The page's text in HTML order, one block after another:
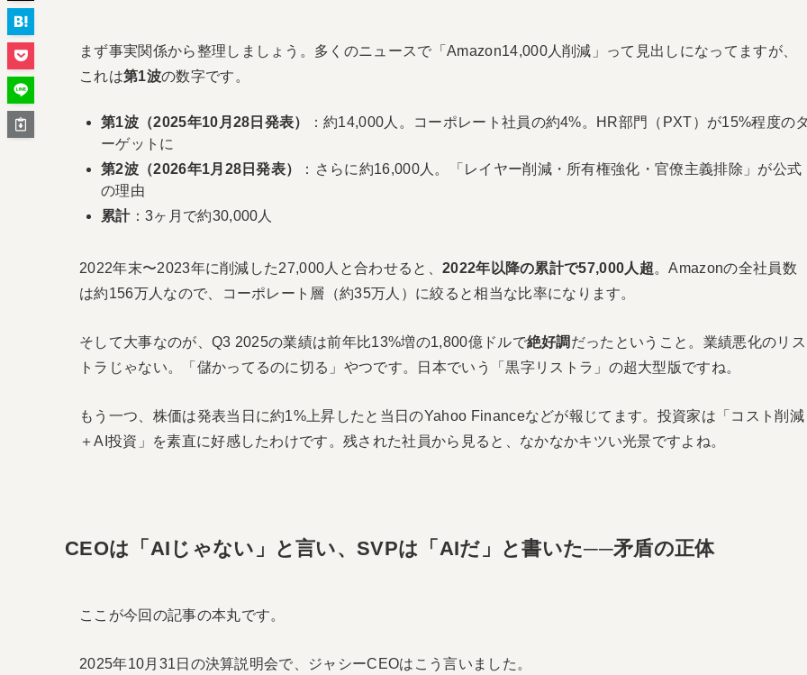
まず事実関係から整理しましょう。多くのニュースで「Amazon14,000人削減」って見出しになってますが、
これは第1波の数字です。
第1波（2025年10月28日発表）
：約14,000人。コーポレート社員の約4%。HR部門（PXT）が15%程度の
ーゲットに
第2波（2026年1月28日発表）
：さらに約16,000人。「レイヤー削減・所有権強化・官僚主義排除」が公式
の理由
累計：3ヶ月で約30,000人
2022年末〜2023年に削減した27,000人と合わせると、 2022年以降の累計で57,000人超。Amazonの全社員数
は約156万人なので、コーポレート層（約35万人）に絞ると相当な比率になります。
そして大事なのが、Q3 2025の業績は前年比13%増の1,800億ドルで絶好調 だったということ。業績悪化のリス
トラじゃない。「儲かってるのに切る」やつです。日本でいう「黒字リストラ」の超大型版ですね。
もう一つ、株価は発表当日に約1%上昇したと当日のYahoo Financeなどが報じてます。投資家は「コスト削減
＋AI投資」を素直に好感したわけです。残された社員から見ると、なかなかキツい光景ですよね。
CEOは「AIじゃない」と言い、SVPは「AIだ」と書いた──矛盾の正体
ここが今回の記事の本丸です。
2025年10月31日の決算説明会で、ジャシーCEOはこう言いました。